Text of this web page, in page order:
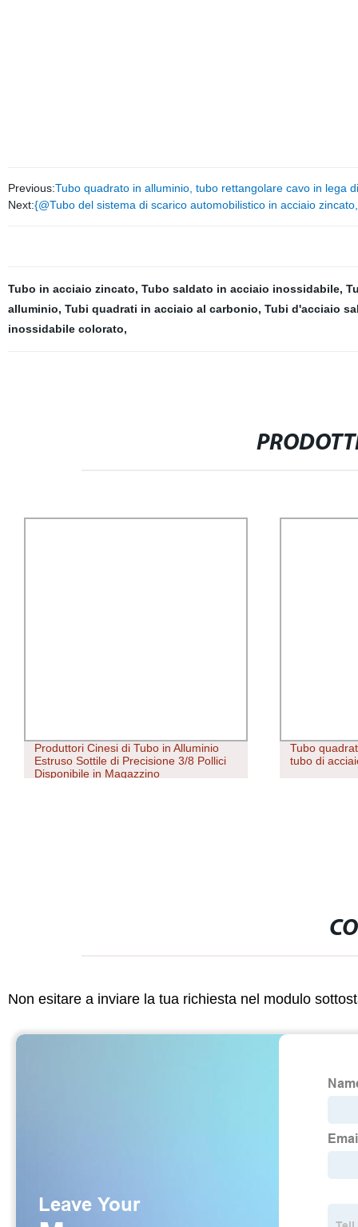
Previous:Tubo quadrato in alluminio, tubo rettangolare cavo in lega
Next:{@Tubo del sistema di scarico automobilistico in acciaio
Tubo in acciaio zincato, Tubo saldato in acciaio inossidabile,
alluminio, Tubi quadrati in acciaio al carbonio, Tubi d'acciaio
inossidabile colorato,
Tubo quadrato in acciaio nero 23mm
tubo di acciaio saldato
GOST
Non esitare a inviare la tua richiesta nel modulo